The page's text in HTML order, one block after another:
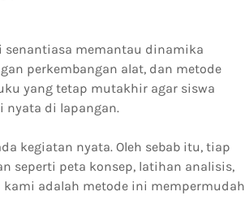
senantiasa memantau dinamika
perkembangan alat, dan metode
yang tetap mutakhir agar siswa
nyata di lapangan.
kegiatan nyata. Oleh sebab itu, tiap
seperti peta konsep, latihan analisis,
adalah metode ini mempermudah